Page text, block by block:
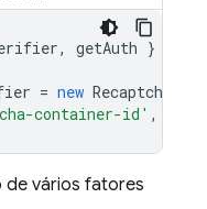
, getAuth }
= new
container-id' ,
de vários fatores